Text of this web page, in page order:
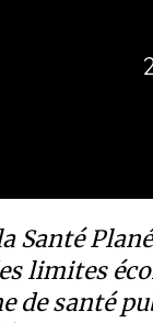
Santé
limites
de santé